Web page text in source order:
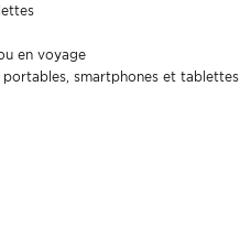
en voyage
smartphones et tablettes